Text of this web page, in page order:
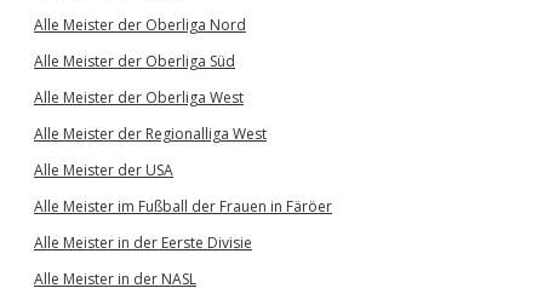
Alle Meister der Oberliga Nord
Alle Meister der Oberliga Süd
Alle Meister der Oberliga West
Alle Meister der Regionalliga West
Alle Meister der USA
Alle Meister im Fußball der Frauen in Färöer
Alle Meister in der Eerste Divisie
Alle Meister in der NASL